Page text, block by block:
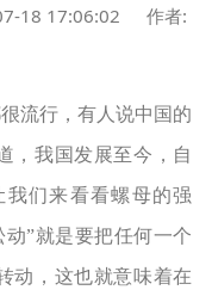
18 17:06:02
作者:
流行，有人说中国的
，我国发展至今，自
们来看看螺母的强
”就是要把任何一个
动，这也就意味着在